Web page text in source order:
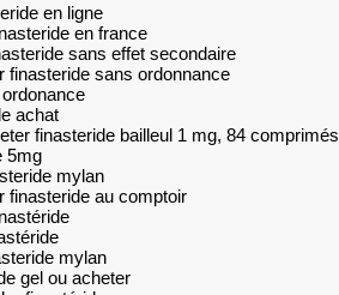
en ligne
en france
sans effet secondaire
finasteride sans ordonnance
achat
finasteride bailleul 1 mg, 84 comprimés
5mg
mylan
finasteride au comptoir
mylan
gel ou acheter